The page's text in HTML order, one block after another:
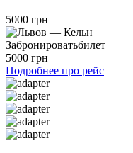
5000 грн
Забронироватьбилет
5000 грн
Подробнее про рейс